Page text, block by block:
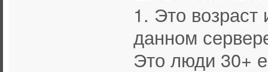
1. Это возраст
данном
Это люди 30+